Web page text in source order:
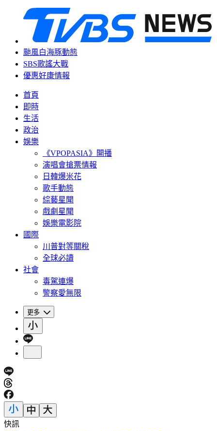
颱風白海豚動態
SBS歌謠大戰
優惠好康情報
首頁
即時
生活
政治
娛樂
《VPOPASIA》開播
演唱會搶票情報
日韓爆米花
歌手動態
綜藝星聞
戲劇星聞
娛樂電影院
國際
川普對等關稅
全球必讀
社會
毒駕連爆
警察愛無限
更多
快訊